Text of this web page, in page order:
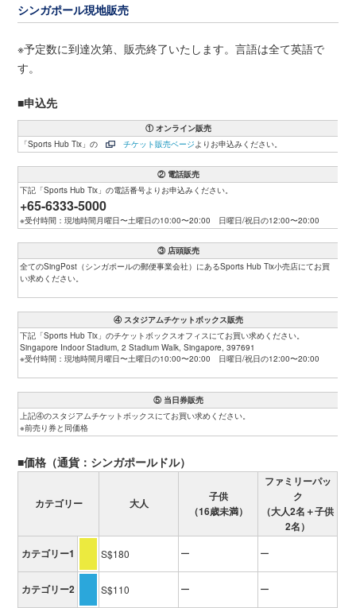
シンガポール現地販売
※予定数に到達次第、販売終了いたします。言語は全て英語で
す。
■申込先
① オンライン販売
「Sports Hub Tix」の
チケット販売ベージ よりお申込みください。
② 電話販売
下記「Sports Hub Tix」の電話番号よりお申込みください。
+65-6333-5000
※受付時間：現地時間月曜日〜土曜日の10:00〜20:00 日曜日/祝日の12:00〜20:00
③ 店頭販売
全てのSingPost（シンガポールの郵便事業会社）にあるSports Hub Tix小売店にてお買
い求めください。
④ スタジアムチケットボックス販売
下記「Sports Hub Tix」のチケットボックスオフィスにてお買い求めください。
Singapore Indoor Stadium, 2 Stadium Walk, Singapore, 397691
※受付時間：現地時間月曜日〜土曜日の10:00〜20:00 日曜日/祝日の12:00〜20:00
⑤ 当日券販売
上記④のスタジアムチケットボックスにてお買い求めください。
※前売り券と同価格
■価格（通貨：シンガポールドル）
カテゴリー 大人
子供
（16歳未満）
ファミリーパッ
ク
（大人2名＋子供
2名）
カテゴリー1
S$180 ー ー
カテゴリー2 S$110 ー ー